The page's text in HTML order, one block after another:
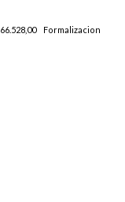
66.528,00 Formalizacion